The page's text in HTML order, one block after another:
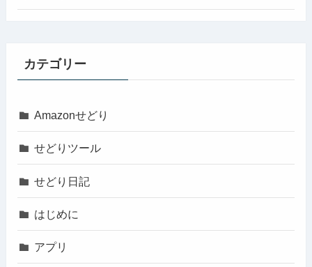
カテゴリー
Amazonせどり
せどりツール
せどり日記
はじめに
アプリ